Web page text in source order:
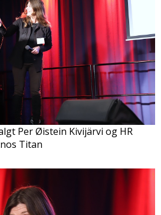
Per Øistein Kivijärvi og HR
Titan